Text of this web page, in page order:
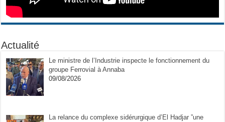
Actualité
Le ministre de l’Industrie inspecte le fonctionnement du
groupe Ferrovial à Annaba
09/08/2026
La relance du complexe sidérurgique d’El Hadjar ”une